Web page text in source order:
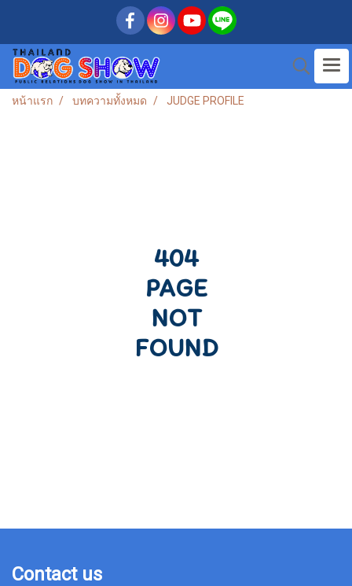
หน้าแรก บทความทั้งหมด JUDGE PROFILE
404
PAGE
NOT
FOUND
Contact us